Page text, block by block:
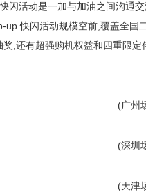
闪活动是一加与加油之间沟通
up 快闪活动规模空前,覆盖全国
,还有超强购机权益和四重限
(广州
(深圳
(天津